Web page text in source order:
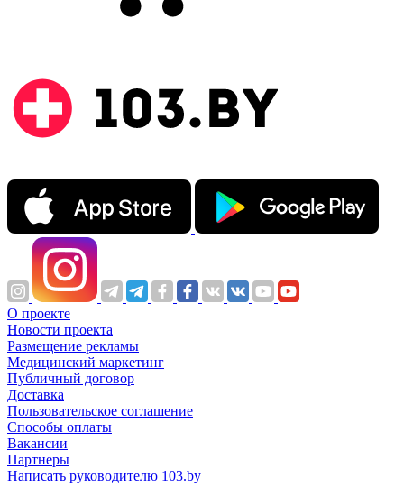
О проекте
Новости проекта
Размещение рекламы
Медицинский маркетинг
Публичный договор
Доставка
Пользовательское соглашение
Способы оплаты
Вакансии
Партнеры
Написать руководителю 103.by